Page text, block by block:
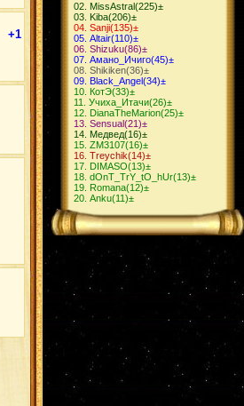
+1
MissAstral(225)±
Kiba(206)±
Sanji(135)±
Altair(110)±
Shizuku(86)±
Амано_Ичиго(45)±
Shikiken(36)±
Black_Angel(34)±
КотЭ(33)±
Учиха_Итачи(26)±
DianaTheMarion(25)±
Sensual(21)±
Медвед(16)±
ZM3107(16)±
Treychik(14)±
DIMASO(13)±
dOnT_TrY_tO_hUr(13)±
Romana(12)±
Anku(11)±